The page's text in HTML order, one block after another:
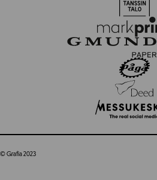
© Grafia 2023